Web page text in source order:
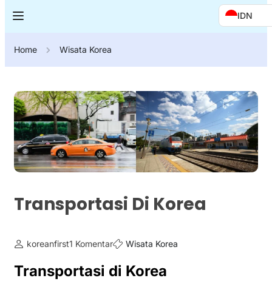
IDN
Home Wisata Korea
Transportasi Di Korea
koreanfirst1 Komentar Wisata Korea
Transportasi di Korea